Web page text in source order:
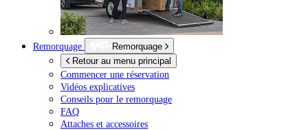
Remorquage
Remorquage
Retour au menu principal
Commencer une réservation
Vidéos explicatives
Conseils pour le remorquage
FAQ
Attaches et accessoires